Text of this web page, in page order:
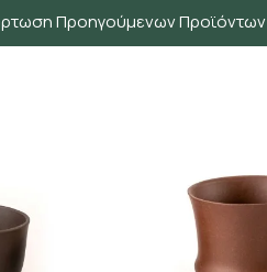
Προηγούμενων Προϊόντων